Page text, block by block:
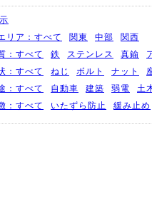
リア：すべて 関東 中部
関西
：すべて 鉄 ステンレス 真鍮
：すべて ねじ ボルト ナット
：すべて 自動車 建築 弱電 土
：すべて いたずら防止 緩み止め